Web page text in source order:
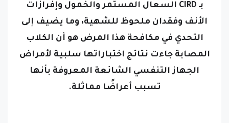
بـ CIRD السعال المستمر والخمول وإفرازات
الأنف وفقدان ملحوظ للشهية، وما يضيف إلى
التحدي في مكافحة هذا المرض هو أن الكلاب
المصابة جاءت نتائج اختباراتها سلبية لأمراض
الجهاز التنفسي الشائعة المعروفة بأنها
تسبب أعراضًا مماثلة.